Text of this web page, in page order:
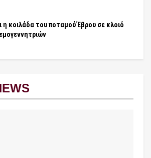
η κοιλάδα του ποταμού Έβρου σε κλοιό